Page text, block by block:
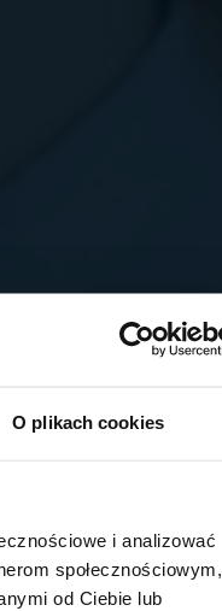
O plikach cookies
i analizować
społecznościowym,
od Ciebie lub